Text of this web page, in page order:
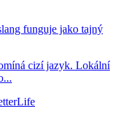
funguje jako tajný
cizí jazyk. Lokální